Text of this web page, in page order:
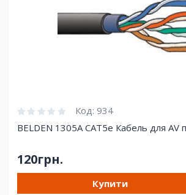
Код: 934
BELDEN 1305A CAT5e Кабель для AV
120грн.
Купити